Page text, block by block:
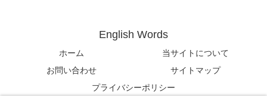
English Words
ホーム
当サイトについて
お問い合わせ
サイトマップ
プライバシーポリシー